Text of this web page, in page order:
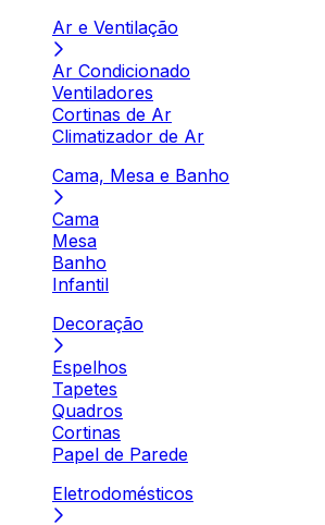
Ar e Ventilação
Ar Condicionado
Ventiladores
Cortinas de Ar
Climatizador de Ar
Cama, Mesa e Banho
Cama
Mesa
Banho
Infantil
Decoração
Espelhos
Tapetes
Quadros
Cortinas
Papel de Parede
Eletrodomésticos